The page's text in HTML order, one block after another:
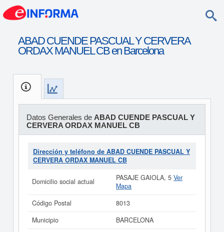
ABAD CUENDE PASCUAL Y CERVERA
ORDAX MANUEL CB en Barcelona
Datos Generales de ABAD CUENDE PASCUAL Y
CERVERA ORDAX MANUEL CB
Dirección y teléfono de ABAD CUENDE PASCUAL Y
CERVERA ORDAX MANUEL CB
Domicilio social actual PASAJE GAIOLA, 5 Ver
Mapa
Código Postal
8013
Municipio
BARCELONA